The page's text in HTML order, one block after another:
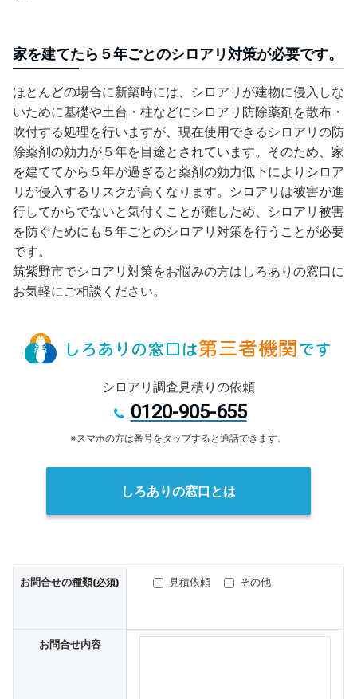
家を建てたら５年ごとのシロアリ対策が必要です。
ほとんどの場合に新築時には、シロアリが建物に侵入しな
いために基礎や土台・柱などにシロアリ防除薬剤を散布・
吹付する処理を行いますが、現在使用できるシロアリの防
除薬剤の効力が５年を目途とされています。そのため、家
を建ててから５年が過ぎると薬剤の効力低下によりシロア
リが侵入するリスクが高くなります。シロアリは被害が進
行してからでないと気付くことが難しため、シロアリ被害
を防ぐためにも５年ごとのシロアリ対策を行うことが必要
です。
筑紫野市でシロアリ対策をお悩みの方はしろありの窓口に
お気軽にご相談ください。
シロアリ調査見積りの依頼
0120-905-655
※スマホの方は番号をタップすると通話できます。
しろありの窓口とは
お問合せの種類(必須) 見積依頼 その他
お問合せ内容